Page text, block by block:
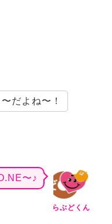
だよね〜！
らぶどくん
〜♪